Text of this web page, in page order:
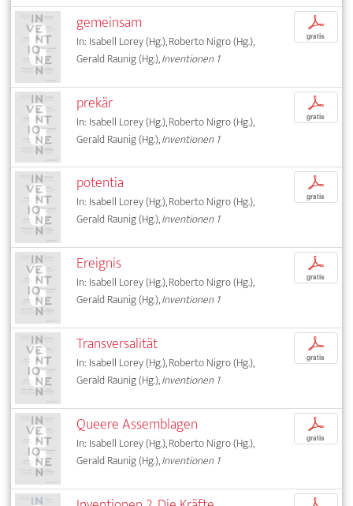
gemeinsam
In: Isabell Lorey (Hg.), Roberto Nigro (Hg.),
Gerald Raunig (Hg.),Inventionen 1
p
gratis
prekär
In: Isabell Lorey (Hg.), Roberto Nigro (Hg.),
Gerald Raunig (Hg.),Inventionen 1
p
gratis
potentia
In: Isabell Lorey (Hg.), Roberto Nigro (Hg.),
Gerald Raunig (Hg.),Inventionen 1
p
gratis
Ereignis
In: Isabell Lorey (Hg.), Roberto Nigro (Hg.),
Gerald Raunig (Hg.),Inventionen 1
p
gratis
Transversalität
In: Isabell Lorey (Hg.), Roberto Nigro (Hg.),
Gerald Raunig (Hg.),Inventionen 1
p
gratis
Queere Assemblagen
In: Isabell Lorey (Hg.), Roberto Nigro (Hg.),
Gerald Raunig (Hg.),Inventionen 1
p
gratis